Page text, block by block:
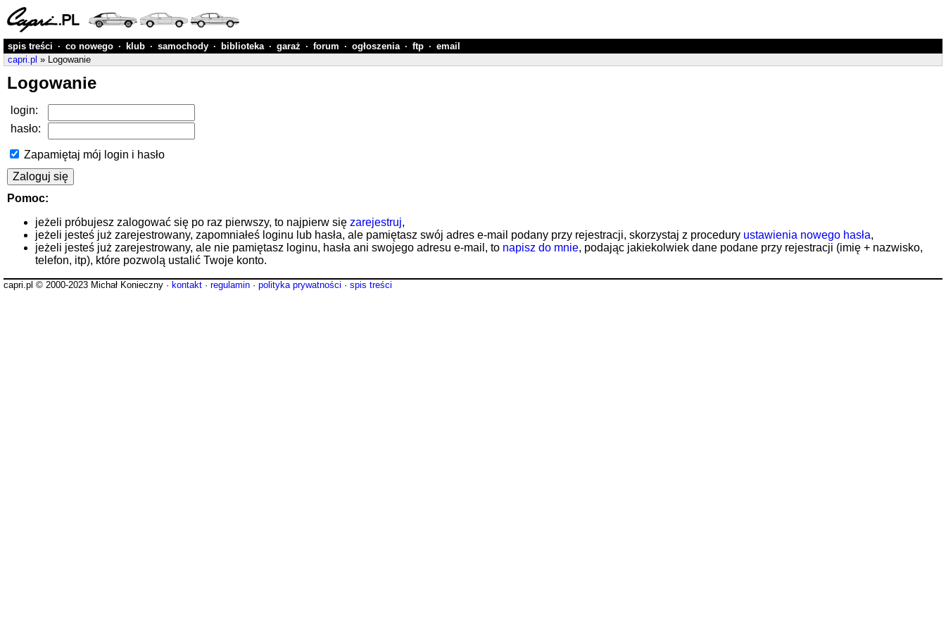
spis treści · co nowego · klub · samochody · biblioteka · garaż · forum · ogłoszenia · ftp · email
capri.pl » Logowanie
Logowanie
login:
hasło:
Zapamiętaj mój login i hasło
Pomoc:
jeżeli próbujesz zalogować się po raz pierwszy, to najpierw się zarejestruj,
jeżeli jesteś już zarejestrowany, zapomniałeś loginu lub hasła, ale pamiętasz swój adres e-mail podany przy rejestracji, skorzystaj z procedury ustawienia nowego hasła,
jeżeli jesteś już zarejestrowany, ale nie pamiętasz loginu, hasła ani swojego adresu e-mail, to napisz do mnie, podając jakiekolwiek dane podane przy rejestracji (imię + nazwisko,
telefon, itp), które pozwolą ustalić Twoje konto.
capri.pl © 2000-2023 Michał Konieczny · kontakt · regulamin · polityka prywatności · spis treści